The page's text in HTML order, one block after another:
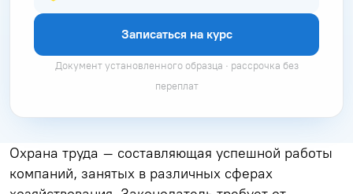
Записаться на курс
Документ установленного образца · рассрочка без
переплат
Охрана труда – составляющая успешной работы
компаний, занятых в различных сферах